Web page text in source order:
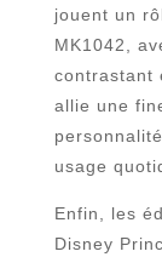
jouent un
MK1042,
contrastant
allie une
usage
Enfin, les
Disney